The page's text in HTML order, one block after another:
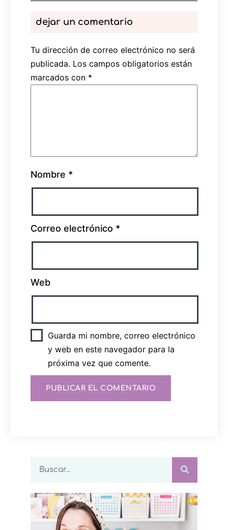
dejar un comentario
Tu dirección de correo electrónico no será
publicada. Los campos obligatorios están
marcados con *
Nombre *
Correo electrónico *
Web
Guarda mi nombre, correo electrónico
y web en este navegador para la
próxima vez que comente.